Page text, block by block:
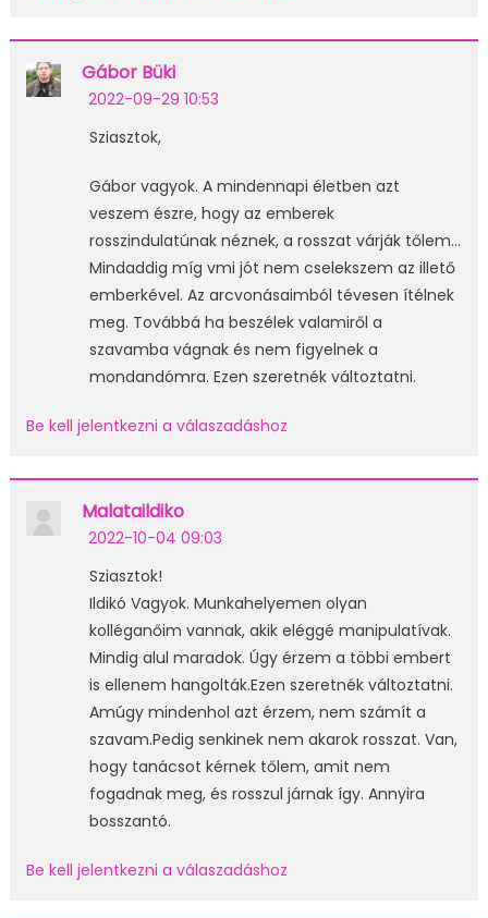
Gábor Büki
2022-09-29 10:53
Sziasztok,
Gábor vagyok. A mindennapi életben azt
veszem észre, hogy az emberek
rosszindulatúnak néznek, a rosszat várják tőlem…
Mindaddig míg vmi jót nem cselekszem az illető
emberkével. Az arcvonásaimból tévesen ítélnek
meg. Továbbá ha beszélek valamiről a
szavamba vágnak és nem figyelnek a
mondandómra. Ezen szeretnék változtatni.
Be kell jelentkezni a válaszadáshoz
Malataildiko
2022-10-04 09:03
Sziasztok!
Ildikó Vagyok. Munkahelyemen olyan
kolléganőim vannak, akik eléggé manipulatívak.
Mindig alul maradok. Úgy érzem a többi embert
is ellenem hangolták.Ezen szeretnék változtatni.
Amúgy mindenhol azt érzem, nem számít a
szavam.Pedig senkinek nem akarok rosszat. Van,
hogy tanácsot kérnek tőlem, amit nem
fogadnak meg, és rosszul járnak így. Annyira
bosszantó.
Be kell jelentkezni a válaszadáshoz